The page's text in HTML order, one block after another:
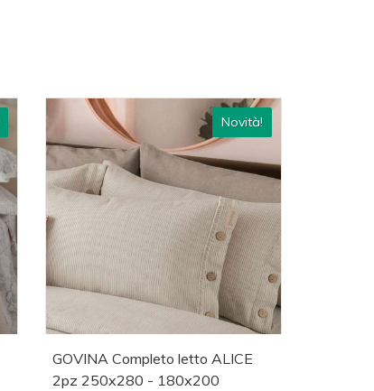
Novità!
Acquista Visualizza
GOVINA Completo letto ALICE
2pz 250x280 - 180x200